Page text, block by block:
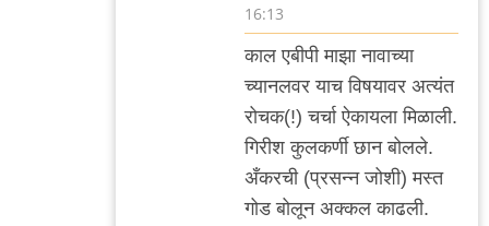
16:13
In
to
सहमत
by
मी
काल एबीपी माझा नावाच्या
च्यानलवर याच विषयावर अत्यंत
रोचक(!) चर्चा ऐकायला मिळाली.
गिरीश कुलकर्णी छान बोलले.
अँकरची (प्रसन्न जोशी) मस्त
गोड बोलून अक्कल काढली.